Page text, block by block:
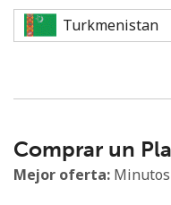
Mínimo 8 caracteres
Una letra mayúscula y
Un número
Comprar un
Mejor oferta: